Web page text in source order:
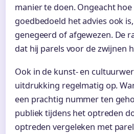
manier te doen. Ongeacht
goedbedoeld het advies ook
genegeerd of afgewezen. De
dat hij parels voor de zwijnen
Ook in de kunst- en
uitdrukking regelmatig op.
een prachtig nummer ten
publiek tijdens het optreden
optreden vergeleken met